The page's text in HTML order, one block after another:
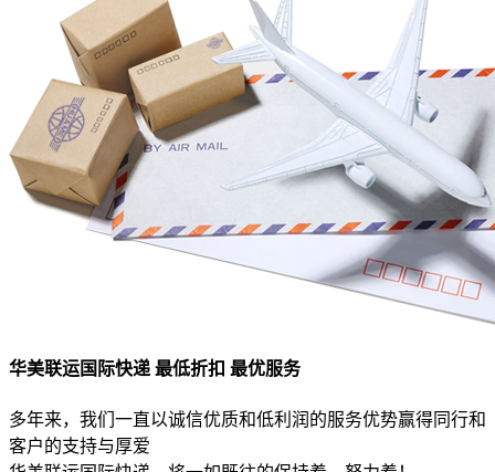
华美联运国际快递 最低折扣 最优服务
多年来，我们一直以诚信优质和低利润的服务优势赢得同行和
客户的支持与厚爱